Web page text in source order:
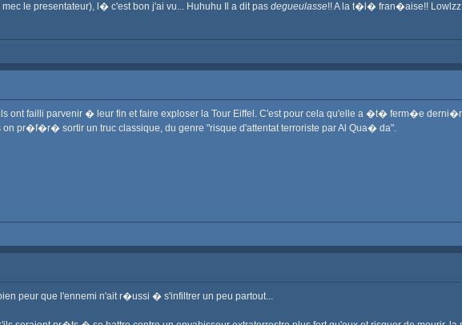
le presentateur), l� c'est bon j'ai vu... Huhuhu Il a dit pas degueulasse!! A la t�l� fran�aise!! Lowlzz
ont failli parvenir � leur fin et faire exploser la Tour Eiffel. C'est pour cela qu'elle a �t� ferm�e
pr�f�r� sortir un truc classique, du genre "risque d'attentat terroriste par Al Qua� da".
peur que l'ennemi n'ait r�ussi � s'infiltrer un peu partout...